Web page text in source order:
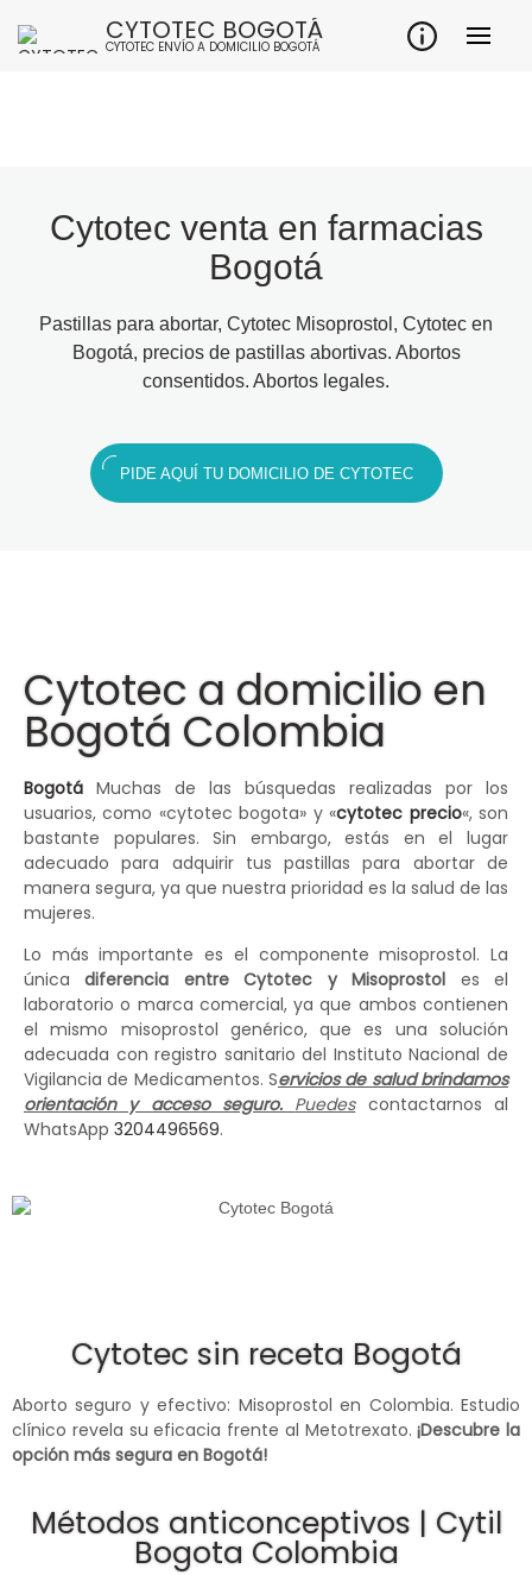
CYTOTEC BOGOTÁ
CYTOTEC ENVÍO A DOMICILIO BOGOTÁ
Cytotec venta en farmacias
Bogotá
Pastillas para abortar, Cytotec Misoprostol, Cytotec en
Bogotá, precios de pastillas abortivas. Abortos
consentidos. Abortos legales.
PIDE AQUÍ TU DOMICILIO DE CYTOTEC
Cytotec a domicilio en
Bogotá Colombia
Bogotá Muchas de las búsquedas realizadas por los
usuarios, como «cytotec bogota» y «cytotec precio«, son
bastante populares. Sin embargo, estás en el lugar
adecuado para adquirir tus pastillas para abortar de
manera segura, ya que nuestra prioridad es la salud de las
mujeres.
Lo más importante es el componente misoprostol. La
únicadiferencia entre Cytotec y Misoprostol es el
laboratorio o marca comercial, ya que ambos contienen
el mismo misoprostol genérico, que es una solución
adecuada con registro sanitario del Instituto Nacional de
Vigilancia de Medicamentos. Servicios de salud brindamos
orientación y acceso seguro. Puedescontactarnos al
WhatsApp 3204496569.
Cytotec sin receta Bogotá
Aborto seguro y efectivo: Misoprostol en Colombia. Estudio
clínico revela su eficacia frente al Metotrexato.¡Descubre la
opción más segura en Bogotá!
Métodos anticonceptivos | Cytil
Bogota Colombia